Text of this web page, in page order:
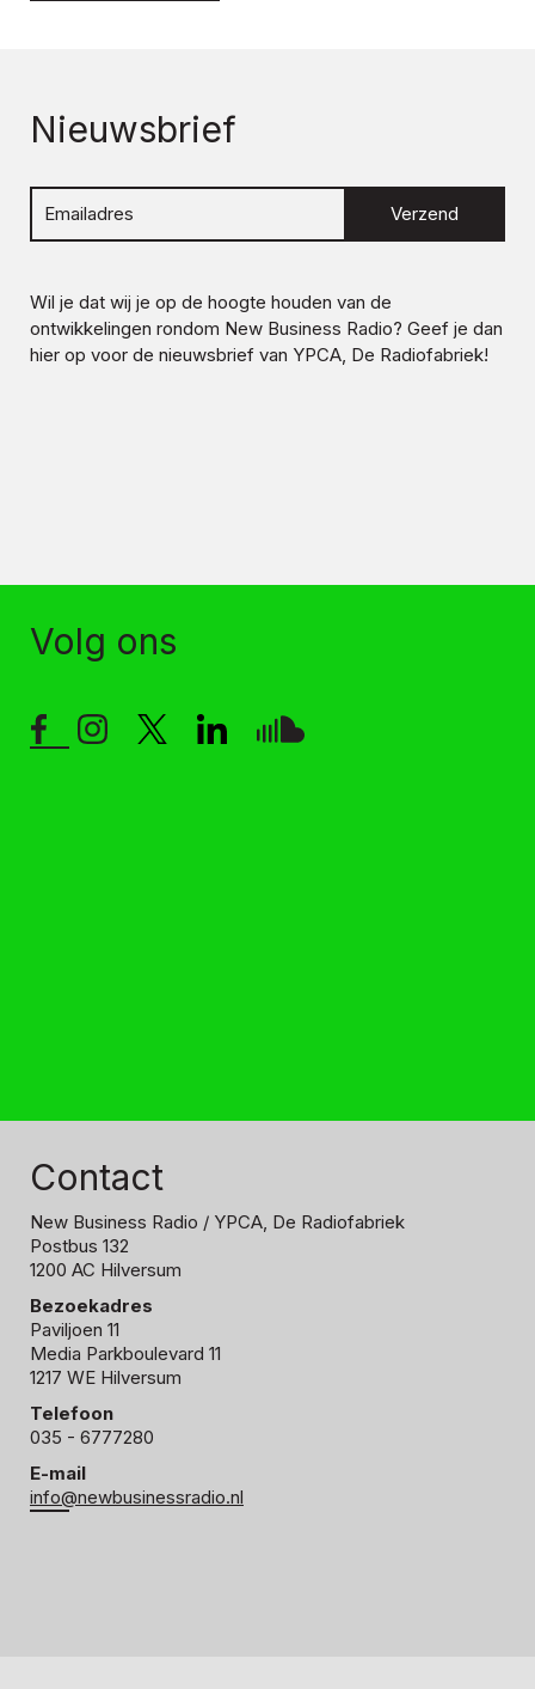
Nieuwsbrief
Verzend
Wil je dat wij je op de hoogte houden van de
ontwikkelingen rondom New Business Radio? Geef je dan
hier op voor de nieuwsbrief van YPCA, De Radiofabriek!
Volg ons
Contact
New Business Radio / YPCA, De Radiofabriek
Postbus 132
1200 AC Hilversum
Bezoekadres
Paviljoen 11
Media Parkboulevard 11
1217 WE Hilversum
Telefoon
035 - 6777280
E-mail
info@newbusinessradio.nl